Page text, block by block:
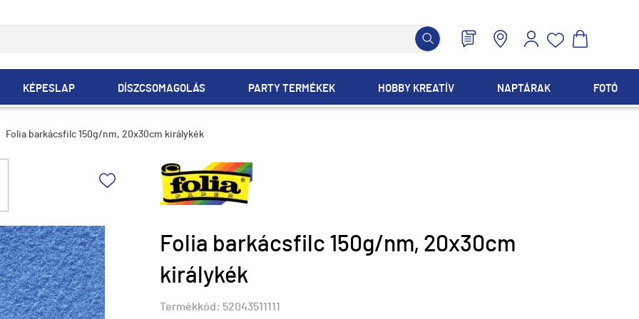
KÉPESLAP DÍSZCSOMAGOLÁS PARTY TERMÉKEK HOBBY KREATÍV NAPTÁRAK FOTÓ
Folia barkácsfilc 150g/nm, 20x30cm királykék
Folia barkácsfilc 150g/nm, 20x30cm
királykék
Termékkód: 52043511111